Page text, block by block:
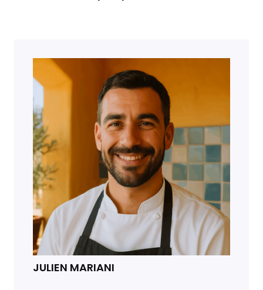
JULIEN MARIANI